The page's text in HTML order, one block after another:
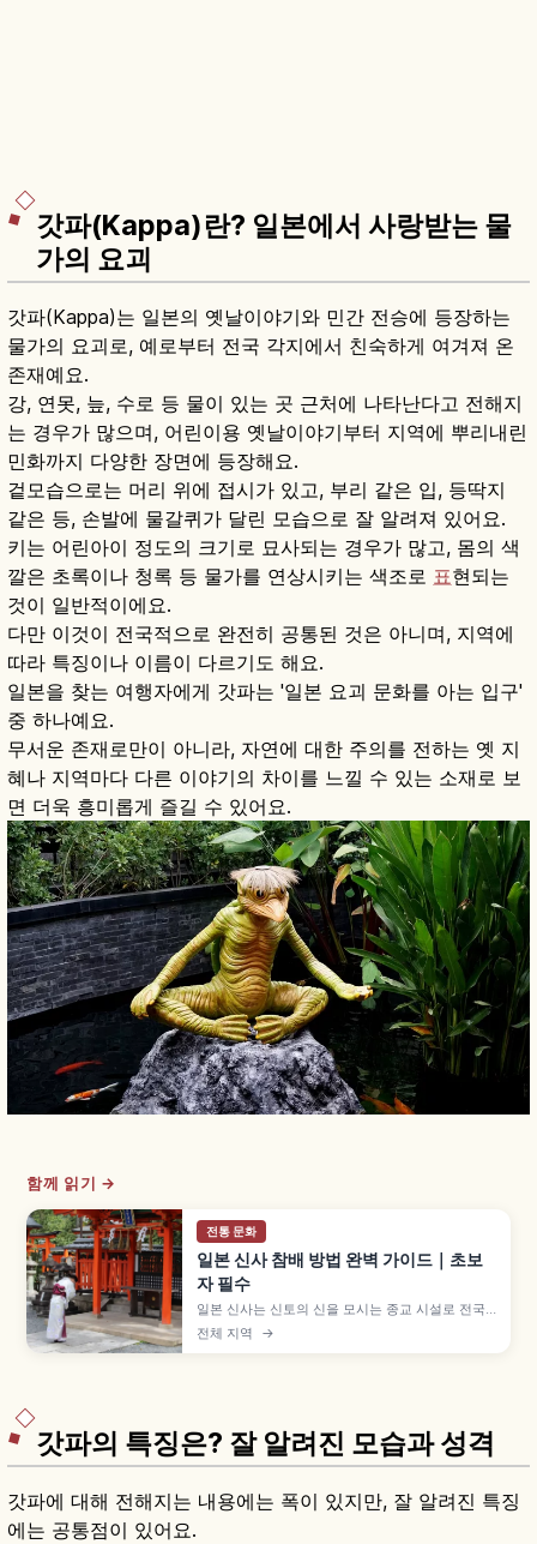
갓파(Kappa)란? 일본에서 사랑받는 물
가의 요괴
갓파(Kappa)는 일본의 옛날이야기와 민간 전승에 등장하는
물가의 요괴로, 예로부터 전국 각지에서 친숙하게 여겨져 온
존재예요.
강, 연못, 늪, 수로 등 물이 있는 곳 근처에 나타난다고 전해지
는 경우가 많으며, 어린이용 옛날이야기부터 지역에 뿌리내린
민화까지 다양한 장면에 등장해요.
겉모습으로는 머리 위에 접시가 있고, 부리 같은 입, 등딱지
같은 등, 손발에 물갈퀴가 달린 모습으로 잘 알려져 있어요.
키는 어린아이 정도의 크기로 묘사되는 경우가 많고, 몸의 색
깔은 초록이나 청록 등 물가를 연상시키는 색조로 표현되는
것이 일반적이에요.
다만 이것이 전국적으로 완전히 공통된 것은 아니며, 지역에
따라 특징이나 이름이 다르기도 해요.
일본을 찾는 여행자에게 갓파는 '일본 요괴 문화를 아는 입구'
중 하나예요.
무서운 존재로만이 아니라, 자연에 대한 주의를 전하는 옛 지
혜나 지역마다 다른 이야기의 차이를 느낄 수 있는 소재로 보
면 더욱 흥미롭게 즐길 수 있어요.
함께 읽기 →
전통 문화
일본 신사 참배 방법 완벽 가이드｜초보
자 필수
일본 신사는 신토의 신을 모시는 종교 시설로 전국
에 약 8만 곳이 있으며, 입구의 도리이가 절과 구분
되는 가장 알기 쉬운 특징입니다. 데미즈야 손 씻는
전체 지역 →
갓파의 특징은? 잘 알려진 모습과 성격
갓파에 대해 전해지는 내용에는 폭이 있지만, 잘 알려진 특징
에는 공통점이 있어요.